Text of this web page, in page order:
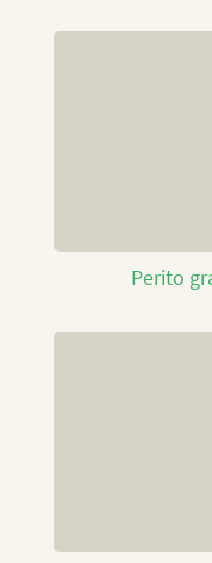
Perito